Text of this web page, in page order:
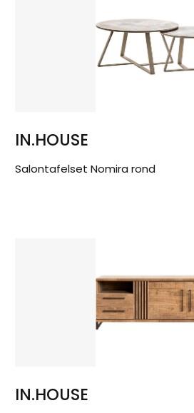
IN.HOUSE
Salontafelset Nomira rond
IN.HOUSE